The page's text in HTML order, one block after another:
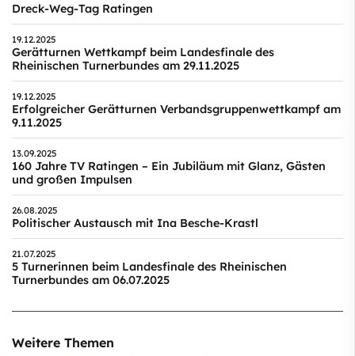
Dreck-Weg-Tag Ratingen
19.12.2025
Gerätturnen Wettkampf beim Landesfinale des
Rheinischen Turnerbundes am 29.11.2025
19.12.2025
Erfolgreicher Gerätturnen Verbandsgruppenwettkampf am
9.11.2025
13.09.2025
160 Jahre TV Ratingen – Ein Jubiläum mit Glanz, Gästen
und großen Impulsen
26.08.2025
Politischer Austausch mit Ina Besche-Krastl
21.07.2025
5 Turnerinnen beim Landesfinale des Rheinischen
Turnerbundes am 06.07.2025
Weitere Themen